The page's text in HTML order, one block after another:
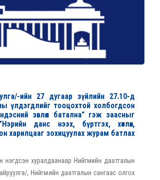
ийн 27 дугаар зүйлийн 27.10-д
үлдэгдлийг тооцохтой холбогдсон
зөвлөл батална” гэж заасныг
данс нээх, бүртгэх, хөтлөх,
харилцааг зохицуулах журам батлах
хуралдаанаар Нийгмийн даатгалын
, Нийгмийн даатгалын сангаас олгох